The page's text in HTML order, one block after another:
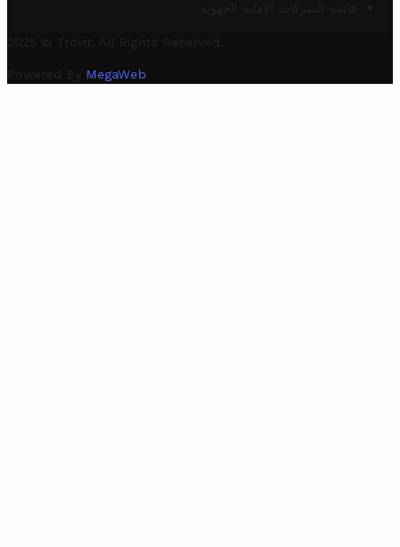
قائمة الشركات الأهلية الجهوية
2025 © Trovit. All Rights Reserved.
Powered By MegaWeb